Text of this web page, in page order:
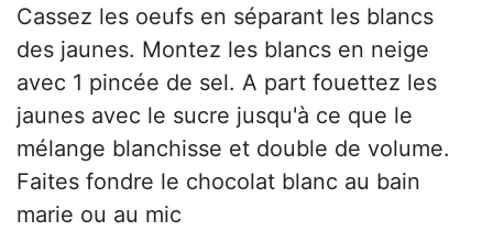
Cassez les oeufs en séparant les blancs
des jaunes. Montez les blancs en neige
avec 1 pincée de sel. A part fouettez les
jaunes avec le sucre jusqu'à ce que le
mélange blanchisse et double de volume.
Faites fondre le chocolat blanc au bain
marie ou au mic